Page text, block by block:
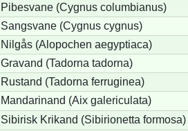
Pibesvane (Cygnus columbianus)
Sangsvane (Cygnus cygnus)
Nilgås (Alopochen aegyptiaca)
Gravand (Tadorna tadorna)
Rustand (Tadorna ferruginea)
Mandarinand (Aix galericulata)
Sibirisk Krikand (Sibirionetta formosa)